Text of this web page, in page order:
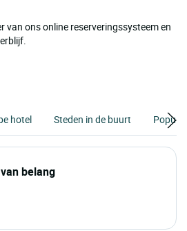
van ons online reserveringssysteem en
hotel Steden in de buurt
belang